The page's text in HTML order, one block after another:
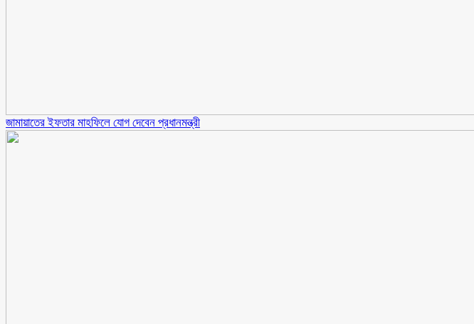
জামায়াতের ইফতার মাহফিলে যোগ দেবেন প্রধানমন্ত্রী